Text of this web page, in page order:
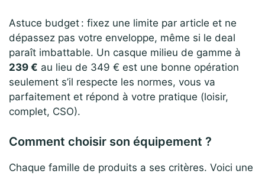
Astuce budget : fixez une limite par article et ne
dépassez pas votre enveloppe, même si le deal
paraît imbattable. Un casque milieu de gamme à
239 € au lieu de 349 € est une bonne opération
seulement s’il respecte les normes, vous va
parfaitement et répond à votre pratique (loisir,
complet, CSO).
Comment choisir son équipement ?
Chaque famille de produits a ses critères. Voici une